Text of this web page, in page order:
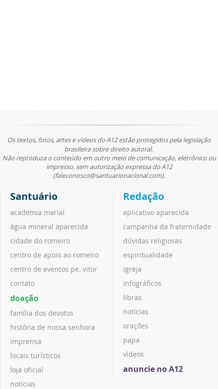
Os textos, fotos, artes e vídeos do A12 estão protegidos pela legislação
brasileira sobre direito autoral.
Não reproduza o conteúdo em outro meio de comunicação, eletrônico ou
impresso, sem autorização expressa do A12
(faleconosco@santuarionacional.com).
Santuário
academia marial
água mineral aparecida
cidade do romeiro
centro de apoio ao romeiro
centro de eventos pe. vitor
contato
doação
família dos devotos
história de nossa senhora
imprensa
locais turísticos
loja oficial
notícias
Redação
aplicativo aparecida
campanha da fraternidade
dúvidas religiosas
espiritualidade
igreja
infográficos
libras
notícias
orações
papa
vídeos
anuncie no A12